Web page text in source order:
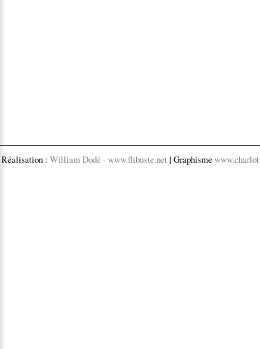
Réalisation : William Dodé - www.flibuste.net | Graphisme